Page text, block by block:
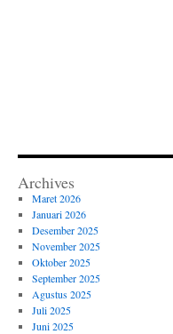
Archives
Maret 2026
Januari 2026
Desember 2025
November 2025
Oktober 2025
September 2025
Agustus 2025
Juli 2025
Juni 2025